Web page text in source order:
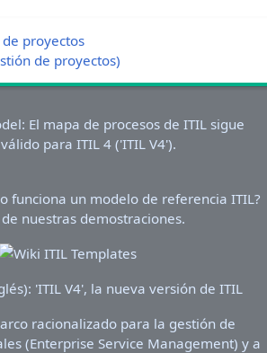
proyectos
de proyectos)